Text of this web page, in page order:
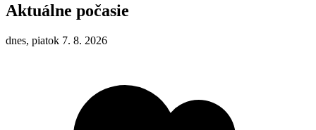
Aktuálne počasie
dnes, piatok 7. 8. 2026